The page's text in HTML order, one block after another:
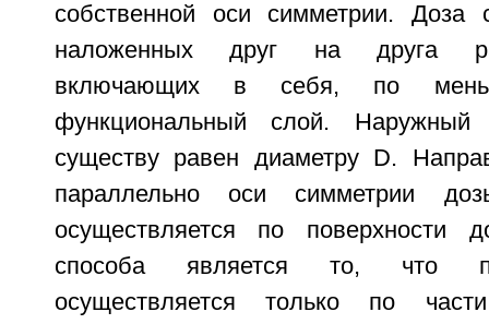
собственной оси симметрии. Доза
наложенных друг на друга
включающих в себя, по
функциональный слой.
существу равен диаметру D.
параллельно оси симметрии
осуществляется по поверхности
способа является то, что
осуществляется только по